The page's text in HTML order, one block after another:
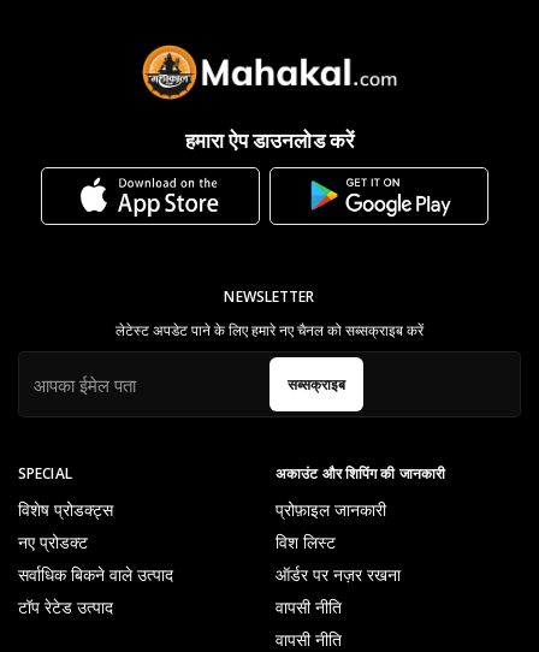
हमारा ऐप डाउनलोड करें
SPECIAL
विशेष प्रोडक्ट्स
नए प्रोडक्ट
सर्वाधिक बिकने वाले उत्पाद
टॉप रेटेड उत्पाद
अकाउंट और शिपिंग की जानकारी
प्रोफ़ाइल जानकारी
विश लिस्ट
ऑर्डर पर नज़र रखना
वापसी नीति
वापसी नीति
NEWSLETTER
लेटेस्ट अपडेट पाने के लिए हमारे नए चैनल को सब्सक्राइब करें
सब्सक्राइब